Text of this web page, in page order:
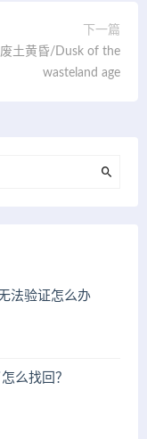
下一篇
废土黄昏/Dusk of the
wasteland age
法验证怎么办
么找回？